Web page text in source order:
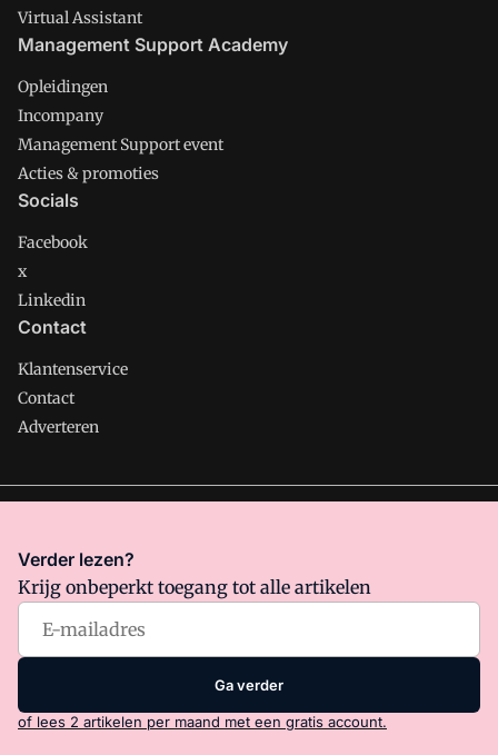
Virtual Assistant
Management Support Academy
Opleidingen
Incompany
Management Support event
Acties & promoties
Socials
Facebook
x
Linkedin
Contact
Klantenservice
Contact
Adverteren
ons manifestwaar VMN media voor staat. Op gebruik van
deze site zijn de volgende regelingen van toepassing:
Algemene VoorwaardenenPrivacy en Cookie beleid|Privacy
instellingen
Verder lezen?
Krijg onbeperkt toegang tot alle artikelen
Ga verder
of lees 2 artikelen per maand met een gratis account.